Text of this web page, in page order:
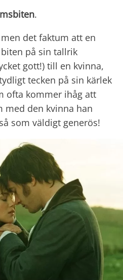
.
det faktum att en
på sin tallrik
gott!) till en kvinna,
tecken på sin kärlek
ofta kommer ihåg att
med den kvinna han
som väldigt generös!